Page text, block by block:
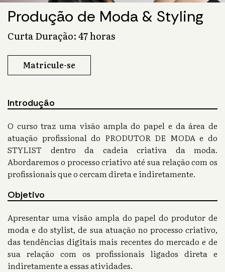
Produção de Moda & Styling
Curta Duração: 47 horas
Matricule-se
Introdução
O curso traz uma visão ampla do papel e da área de
atuação profissional do PRODUTOR DE MODA e do
STYLIST dentro da cadeia criativa da moda.
Abordaremos o processo criativo até sua relação com os
profissionais que o cercam direta e indiretamente.
Objetivo
Apresentar uma visão ampla do papel do produtor de
moda e do stylist, de sua atuação no processo criativo,
das tendências digitais mais recentes do mercado e de
sua relação com os profissionais ligados direta e
indiretamente a essas atividades.